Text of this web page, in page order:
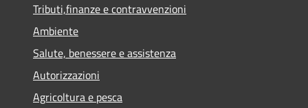
Tributi,finanze e contravvenzioni
Ambiente
Salute, benessere e assistenza
Autorizzazioni
Agricoltura e pesca